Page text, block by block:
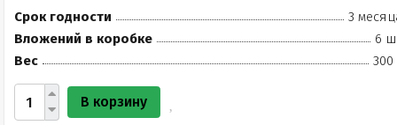
Срок годности
3
Вложений в коробке
6
Вес
300
В корзину